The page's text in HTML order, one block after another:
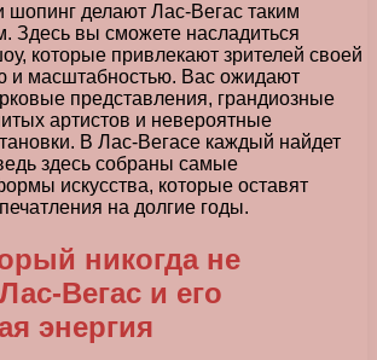
шопинг делают Лас-Вегас таким
Здесь вы сможете насладиться
которые привлекают зрителей своей
и масштабностью. Вас ожидают
представления, грандиозные
артистов и невероятные
В Лас-Вегасе каждый найдет
здесь собраны самые
искусства, которые оставят
на долгие годы.
никогда не
Вегас и его
энергия